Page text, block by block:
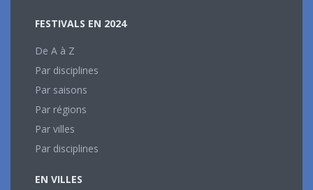
FESTIVALS EN 2024
De A à Z
Par disciplines
Par saisons
Par régions
Par villes
Par disciplines
EN VILLES